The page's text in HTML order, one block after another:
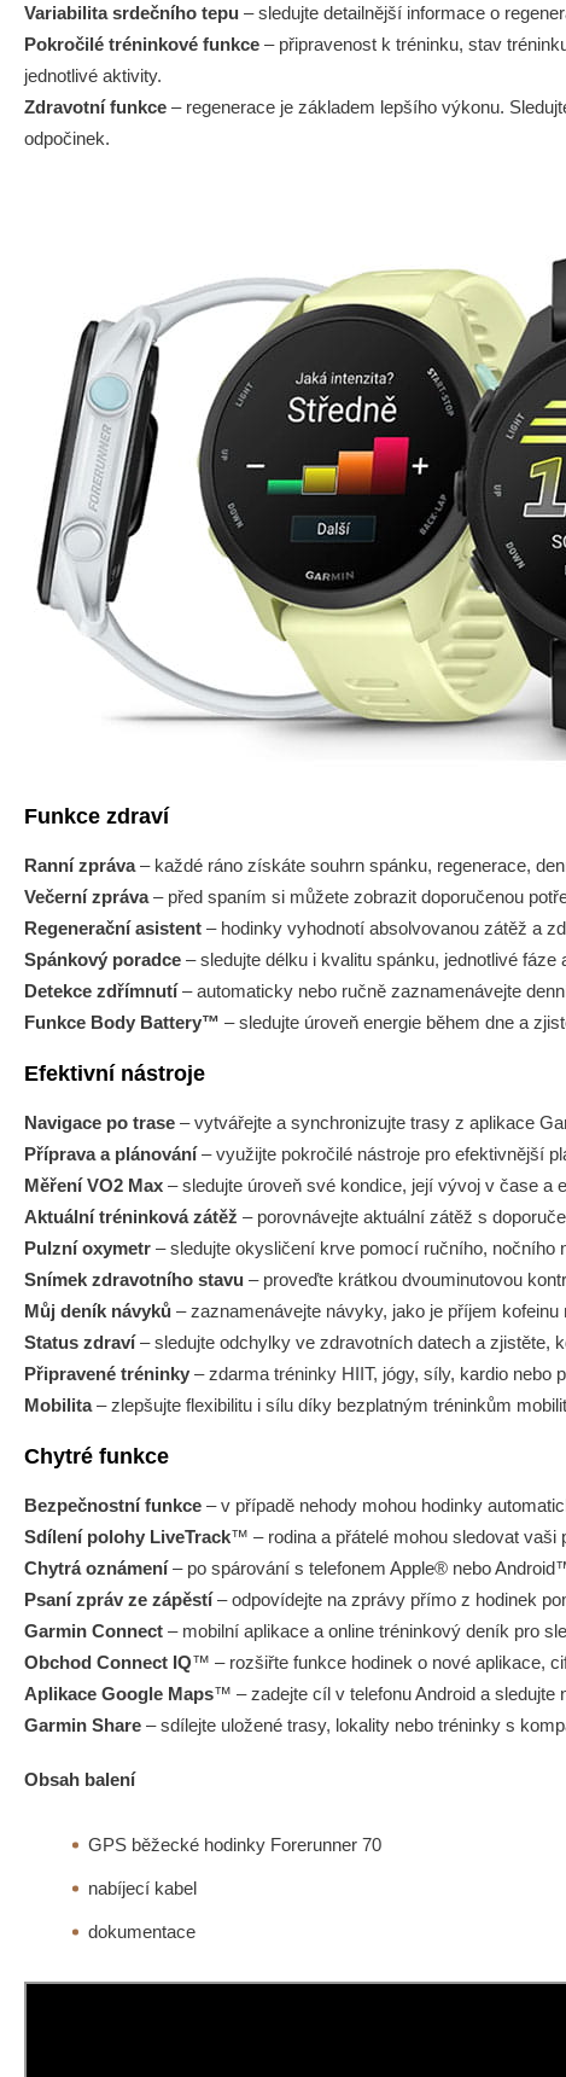
Variabilita srdečního tepu – sledujte detailnější informace o
Pokročilé tréninkové funkce – připravenost k tréninku, stav
jednotlivé aktivity.
Zdravotní funkce – regenerace je základem lepšího výkonu.
odpočinek.
Funkce zdraví
Ranní zpráva– každé ráno získáte souhrn spánku, regenerace,
Večerní zpráva– před spaním si můžete zobrazit doporučenou
Regenerační asistent – hodinky vyhodnotí absolvovanou zátěž a
Spánkový poradce – sledujte délku i kvalitu spánku, jednotlivé
Detekce zdřímnutí– automaticky nebo ručně zaznamenávejte
Funkce Body Battery™ – sledujte úroveň energie během dne a
Efektivní nástroje
Navigace po trase – vytvářejte a synchronizujte trasy z aplikace
Příprava a plánování– využijte pokročilé nástroje pro efektivnější
Měření VO2 Max – sledujte úroveň své kondice, její vývoj v čase a
Aktuální tréninková zátěž – porovnávejte aktuální zátěž s
Pulzní oxymetr – sledujte okysličení krve pomocí ručního, nočního
Snímek zdravotního stavu – proveďte krátkou dvouminutovou
Můj deník návyků – zaznamenávejte návyky, jako je příjem
Status zdraví– sledujte odchylky ve zdravotních datech a zjistěte,
Připravené tréninky – zdarma tréninky HIIT, jógy, síly, kardio nebo
Mobilita– zlepšujte flexibilitu i sílu díky bezplatným tréninkům
Chytré funkce
Bezpečnostní funkce – v případě nehody mohou hodinky
Sdílení polohy LiveTrack™ – rodina a přátelé mohou sledovat vaši
Chytrá oznámení– po spárování s telefonem Apple® nebo
Psaní zpráv ze zápěstí– odpovídejte na zprávy přímo z hodinek
Garmin Connect – mobilní aplikace a online tréninkový deník pro
Obchod Connect IQ™ – rozšiřte funkce hodinek o nové aplikace,
Aplikace Google Maps™ – zadejte cíl v telefonu Android a sledujte
Garmin Share – sdílejte uložené trasy, lokality nebo tréninky s
Obsah balení
GPS běžecké hodinky Forerunner 70
nabíjecí kabel
dokumentace